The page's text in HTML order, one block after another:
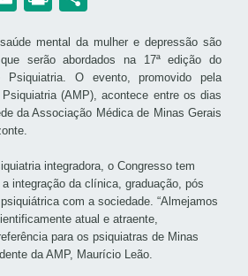
mental da mulher e depressão são
serão abordados na 17ª edição do
Psiquiatria. O evento, promovido pela
(AMP), acontece entre os dias
da Associação Médica de Minas Gerais
integradora, o Congresso tem
integração da clínica, graduação, pós
com a sociedade. “Almejamos
atual e atraente,
para os psiquiatras de Minas
da AMP, Maurício Leão.